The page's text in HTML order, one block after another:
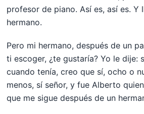
profesor de piano. Así es, así es.
hermano.
Pero mi hermano, después de un
ti escoger, ¿te gustaría? Yo le dije:
cuando tenía, creo que sí, ocho o
menos, sí señor, y fue Alberto
que me sigue después de un